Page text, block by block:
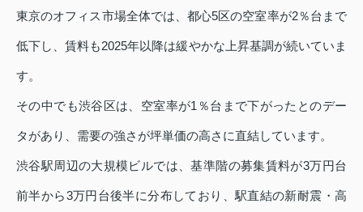
東京のオフィス市場全体では、都心5区の空室率が2％台まで
低下し、賃料も2025年以降は緩やかな上昇基調が続いていま
す。
その中でも渋谷区は、空室率が1％台まで下がったとのデー
タがあり、需要の強さが坪単価の高さに直結しています。
渋谷駅周辺の大規模ビルでは、基準階の募集賃料が3万円台
前半から3万円台後半に分布しており、駅直結の新耐震・高